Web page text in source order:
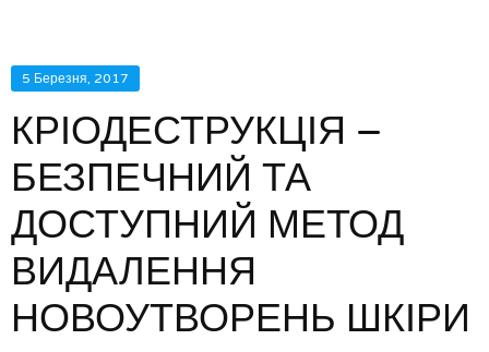
5 Березня, 2017
КРІОДЕСТРУКЦІЯ –
БЕЗПЕЧНИЙ ТА
ДОСТУПНИЙ МЕТОД
ВИДАЛЕННЯ
НОВОУТВОРЕНЬ ШКІРИ